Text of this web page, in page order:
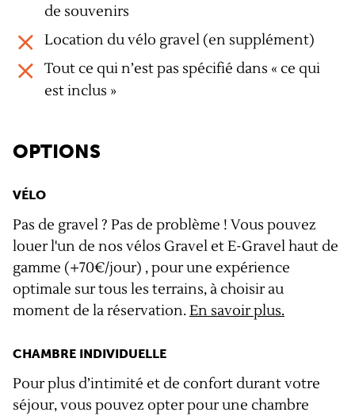
de souvenirs
Location du vélo gravel (en supplément)
Tout ce qui n’est pas spécifié dans « ce qui
est inclus »
OPTIONS
VÉLO
Pas de gravel ? Pas de problème ! Vous pouvez
louer l'un de nos vélos Gravel et E-Gravel haut de
gamme (+70€/jour) , pour une expérience
optimale sur tous les terrains, à choisir au
moment de la réservation.En savoir plus.
CHAMBRE INDIVIDUELLE
Pour plus d’intimité et de confort durant votre
séjour, vous pouvez opter pour une chambre